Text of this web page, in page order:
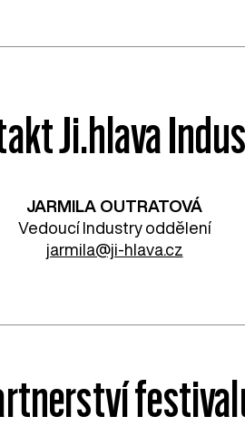
Ji.hlava
JARMILA OUTRATOVÁ
Vedoucí Industry oddělení
jarmila@ji-hlava.cz